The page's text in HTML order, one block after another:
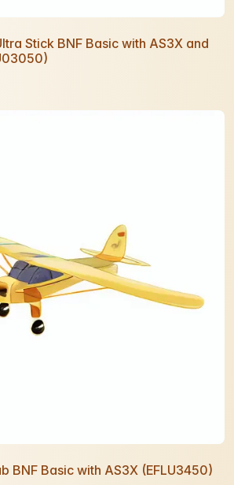
Stick BNF Basic with AS3X and
BNF Basic with AS3X (EFLU3450)